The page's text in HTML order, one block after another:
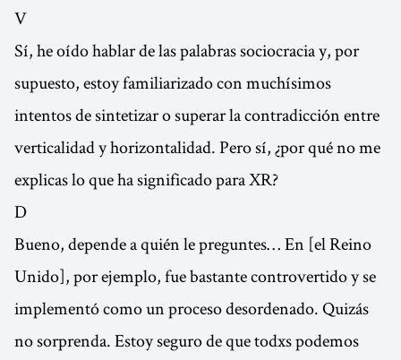
V
Sí, he oído hablar de las palabras sociocracia y, por
supuesto, estoy familiarizado con muchísimos
intentos de sintetizar o superar la contradicción entre
verticalidad y horizontalidad. Pero sí, ¿por qué no me
explicas lo que ha significado para XR?
D
Bueno, depende a quién le preguntes… En [el Reino
Unido], por ejemplo, fue bastante controvertido y se
implementó como un proceso desordenado. Quizás
no sorprenda. Estoy seguro de que todxs podemos